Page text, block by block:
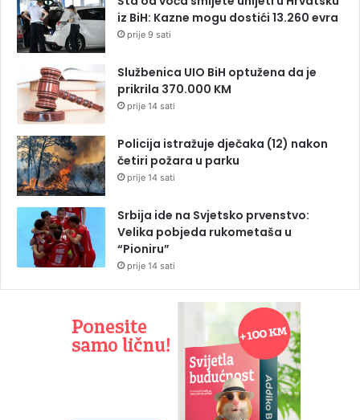
iz BiH: Kazne mogu dostići 13.260 evra
prije 9 sati
Službenica UIO BiH optužena da je
prikrila 370.000 KM
prije 14 sati
Policija istražuje dječaka (12) nakon
četiri požara u parku
prije 14 sati
Srbija ide na Svjetsko prvenstvo:
Velika pobjeda rukometaša u
“Pioniru”
prije 14 sati